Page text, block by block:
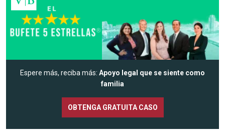
Espere más, reciba más: Apoyo legal que se siente como
familia
OBTENGA GRATUITA CASO